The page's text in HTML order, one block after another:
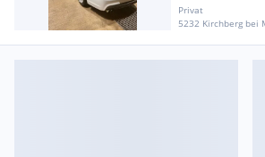
Privat
5232 Kirchberg bei